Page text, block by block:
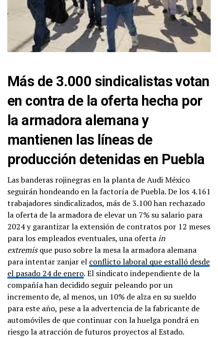
Más de 3.000 sindicalistas votan
en contra de la oferta hecha por
la armadora alemana y
mantienen las líneas de
producción detenidas en Puebla
Las banderas rojinegras en la planta de Audi México
seguirán hondeando en la factoría de Puebla. De los 4.161
trabajadores sindicalizados, más de 3.100 han rechazado
la oferta de la armadora de elevar un 7% su salario para
2024 y garantizar la extensión de contratos por 12 meses
para los empleados eventuales, una ofertain
extremisque puso sobre la mesa la armadora alemana
para intentar zanjar el conflicto laboral que estalló desde
el pasado 24 de enero. El sindicato independiente de la
compañía han decidido seguir peleando por un
incremento de, al menos, un 10% de alza en su sueldo
para este año, pese a la advertencia de la fabricante de
automóviles de que continuar con la huelga pondrá en
riesgo la atracción de futuros proyectos al Estado.